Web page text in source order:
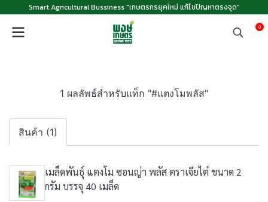
Smart Agricultural Bussiness "เกษตรกรยุคใหม่ แก้ไขปัญหาตรงจุด"
0
1 ผลลัพธ์สำหรับแท็ก "#แตงโมพลัส"
สินค้า (1)
เมล็ดพันธุ์ แตงโม ซอนญ่า พลัส ตราเจียไต๋ ขนาด 2
กรัม บรรจุ 40 เมล็ด